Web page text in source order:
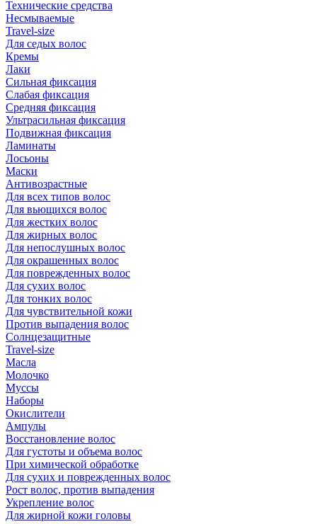
Технические средства
Несмываемые
Travel-size
Для седых волос
Кремы
Лаки
Сильная фиксация
Слабая фиксация
Средняя фиксация
Ультрасильная фиксация
Подвижная фиксация
Ламинаты
Лосьоны
Маски
Антивозрастные
Для всех типов волос
Для вьющихся волос
Для жестких волос
Для жирных волос
Для непослушных волос
Для окрашенных волос
Для поврежденных волос
Для сухих волос
Для тонких волос
Для чувствительной кожи
Против выпадения волос
Солнцезащитные
Travel-size
Масла
Молочко
Муссы
Наборы
Окислители
Ампулы
Восстановление волос
Для густоты и объема волос
При химической обработке
Для сухих и поврежденных волос
Рост волос, против выпадения
Укрепление волос
Для жирной кожи головы